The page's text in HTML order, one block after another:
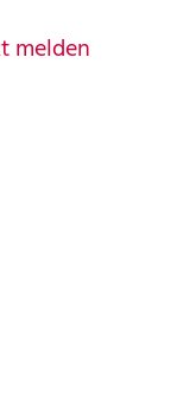
melden